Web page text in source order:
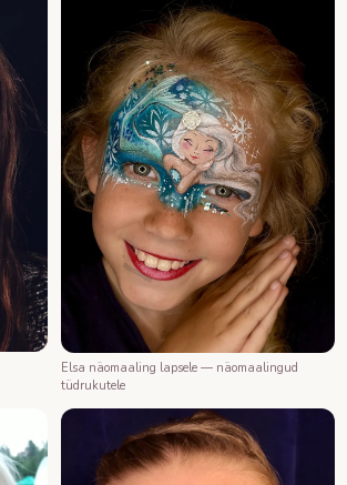
Elsa näomaaling lapsele — näomaalingud
tüdrukutele